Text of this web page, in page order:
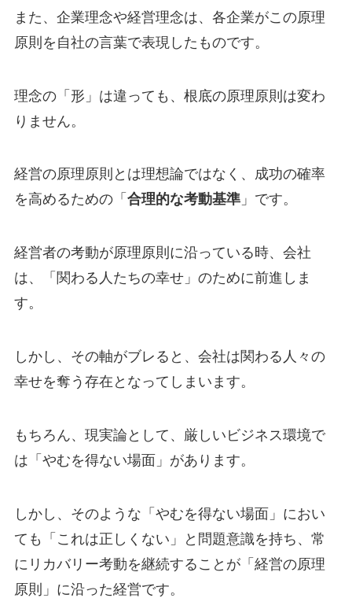
また、企業理念や経営理念は、各企業がこの原理
原則を自社の言葉で表現したものです。
理念の「形」は違っても、根底の原理原則は変わ
りません。
経営の原理原則とは理想論ではなく、成功の確率
を高めるための「 合理的な考動基準」です。
経営者の考動が原理原則に沿っている時、会社
は、「関わる人たちの幸せ」のために前進しま
す。
しかし、その軸がブレると、会社は関わる人々の
幸せを奪う存在となってしまいます。
もちろん、現実論として、厳しいビジネス環境で
は「やむを得ない場面」があります。
しかし、そのような「やむを得ない場面」におい
ても「これは正しくない」と問題意識を持ち、常
にリカバリー考動を継続することが「経営の原理
原則」に沿った経営です。